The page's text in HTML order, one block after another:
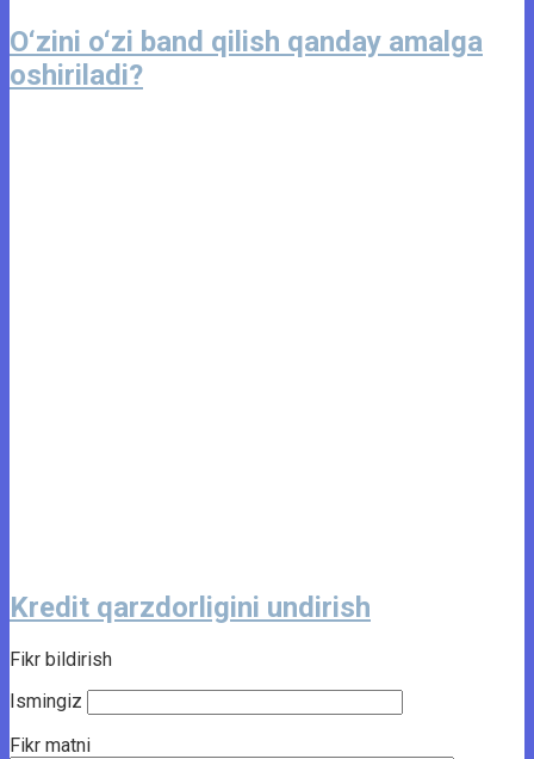
O‘zini o‘zi band qilish qanday amalga
oshiriladi?
Kredit qarzdorligini undirish
Fikr bildirish
Ismingiz
Fikr matni